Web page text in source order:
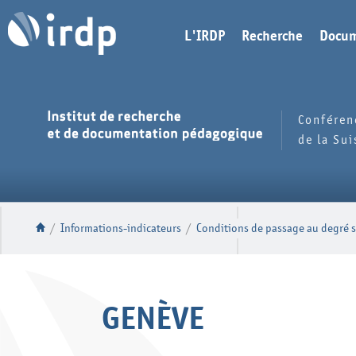
L'IRDP Recherche
de la
/ Informations-indicateurs / Conditions de passage au degré
GENÈVE